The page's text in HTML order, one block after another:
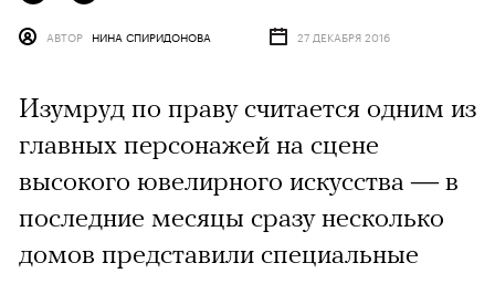
АВТОР НИНА СПИРИДОНОВА 27 ДЕКАБРЯ 2016
Изумруд по праву считается одним из
главных персонажей на сцене
высокого ювелирного искусства — в
последние месяцы сразу несколько
домов представили специальные